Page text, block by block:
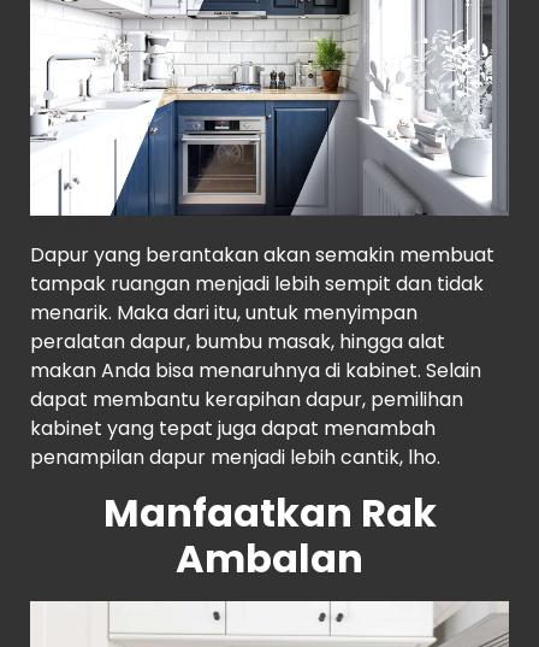
Dapur yang berantakan akan semakin membuat
tampak ruangan menjadi lebih sempit dan tidak
menarik. Maka dari itu, untuk menyimpan
peralatan dapur, bumbu masak, hingga alat
makan Anda bisa menaruhnya di kabinet. Selain
dapat membantu kerapihan dapur, pemilihan
kabinet yang tepat juga dapat menambah
penampilan dapur menjadi lebih cantik, lho.
Manfaatkan Rak
Ambalan